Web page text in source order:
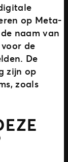
op Meta-
naam van
de
De
zijn op
zoals